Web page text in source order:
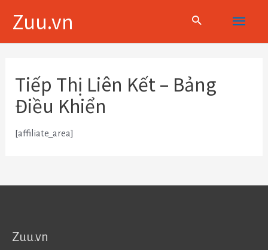
Zuu.vn
Main
Menu
Tiếp Thị Liên Kết – Bảng
Điều Khiển
[affiliate_area]
Zuu.vn